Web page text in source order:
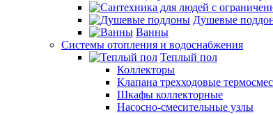
Душевые
Ванны
Системы отопления и водоснабжения
Теплый пол
Коллекторы
Клапана трехходовые
Шкафы коллекторные
Насосно-смесительные узлы